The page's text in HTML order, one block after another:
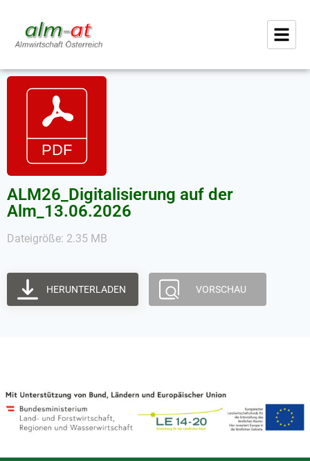
ALM26_Digitalisierung auf der
Alm_13.06.2026
Dateigröße: 2.35 MB
HERUNTERLADEN VORSCHAU